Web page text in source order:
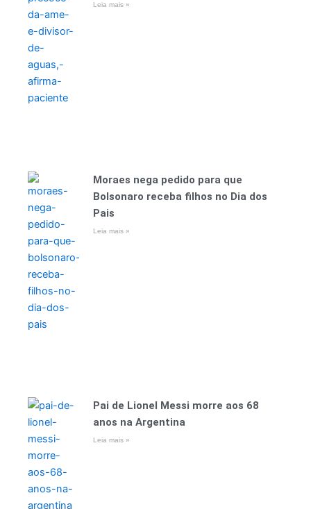
Leia mais »
Moraes nega pedido para que
Bolsonaro receba filhos no Dia dos
Pais
Leia mais »
Pai de Lionel Messi morre aos 68
anos na Argentina
Leia mais »